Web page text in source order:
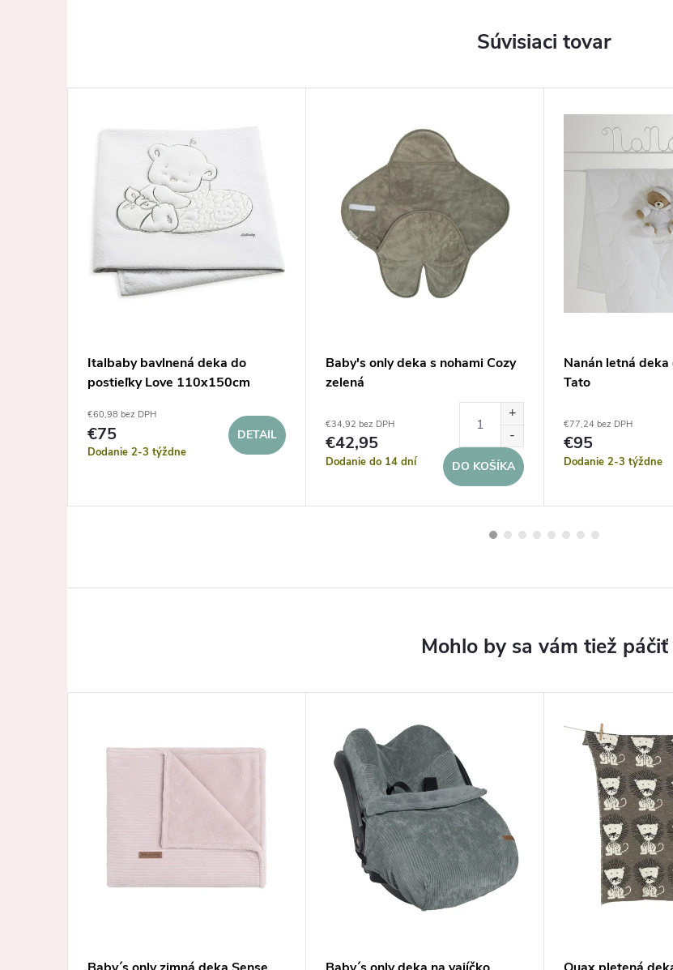
Súvisiaci tovar
Italbaby bavlnená deka do
postieľky Love 110x150cm
€60,98 bez DPH
€75
Dodanie 2-3 týždne
DETAIL
Baby's only deka s nohami Cozy
zelená
€34,92 bez DPH
€42,95
Dodanie do 14 dní DO KOŠÍKA
Nanán letná
Tato
€77,24 bez DPH
€95
Dodanie 2-3 týždne